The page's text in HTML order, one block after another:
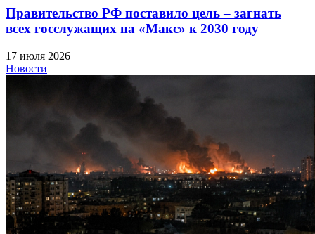
Правительство РФ поставило цель – загнать
всех госслужащих на «Макс» к 2030 году
17 июля 2026
Новости